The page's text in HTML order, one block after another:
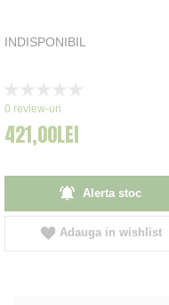
INDISPONIBIL
0%
0 review-uri
421,00LEI
Alerta stoc
Adauga in wishlist